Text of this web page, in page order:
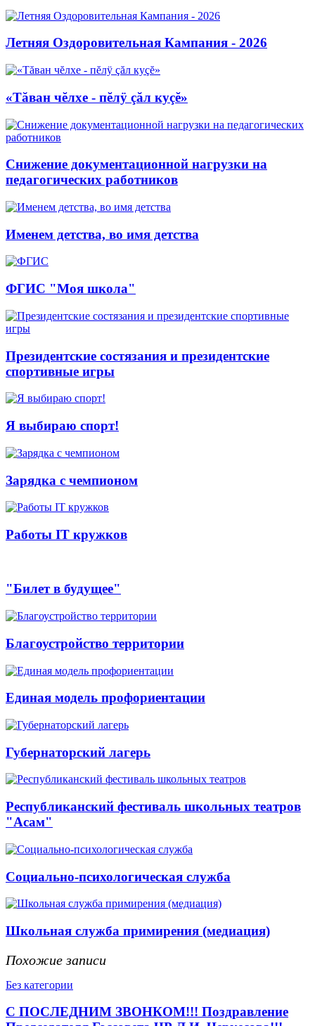
Летняя Оздоровительная Кампания - 2026
«Тăван чĕлхе - пĕлÿ çăл куçĕ»
Снижение документационной нагрузки на
педагогических работников
Именем детства, во имя детства
ФГИС "Моя школа"
Президентские состязания и президентские
спортивные игры
Я выбираю спорт!
Зарядка с чемпионом
Работы IT кружков
"Билет в будущее"
Благоустройство территории
Единая модель профориентации
Губернаторский лагерь
Республиканский фестиваль школьных театров
"Асам"
Социально-психологическая служба
Школьная служба примирения (медиация)
Похожие записи
Без категории
С ПОСЛЕДНИМ ЗВОНКОМ!!! Поздравление